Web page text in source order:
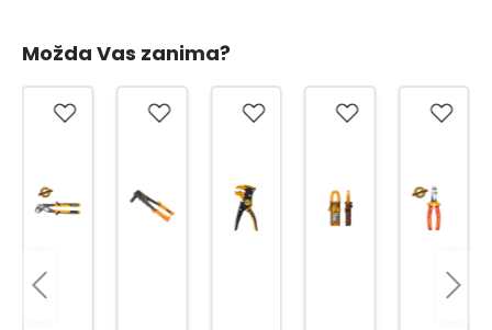
Možda Vas zanima?